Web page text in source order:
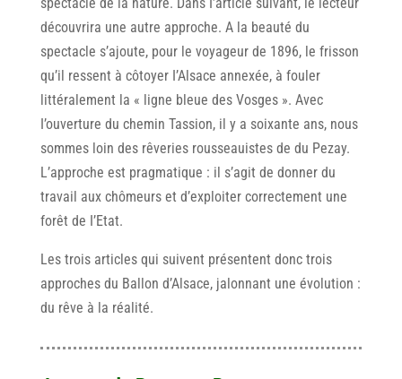
découvrira une autre approche. A la beauté du
spectacle s’ajoute, pour le voyageur de 1896, le frisson
qu’il ressent à côtoyer I’Alsace annexée, à fouler
littéralement la « ligne bleue des Vosges ». Avec
I’ouverture du chemin Tassion, il y a soixante ans, nous
sommes loin des rêveries rousseauistes de du Pezay.
L’approche est pragmatique : il s’agit de donner du
travail aux chômeurs et d’exploiter correctement une
forêt de I’Etat.
Les trois articles qui suivent présentent donc trois
approches du Ballon d’Alsace, jalonnant une évolution :
du rêve à la réalité.